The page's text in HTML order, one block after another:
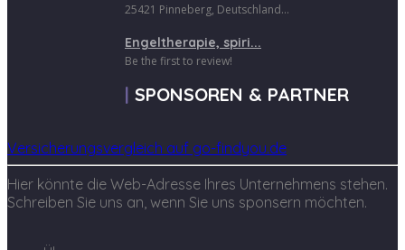
25421 Pinneberg, Deutschland...
Engeltherapie, spiri...
Be the first to review!
SPONSOREN & PARTNER
Versicherungsvergleich auf go-findyou.de
Hier könnte die Web-Adresse Ihres Unternehmens stehen.
Schreiben Sie uns an, wenn Sie uns sponsern möchten.